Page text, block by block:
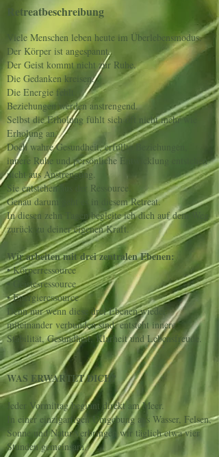
Retreatbeschreibung
Viele Menschen leben heute im Überlebensmodus.
Der Körper ist angespannt.
Der Geist kommt nicht zur Ruhe.
Die Gedanken kreisen.
Die Energie fehlt.
Beziehungen werden anstrengend.
Selbst die Erholung fühlt sich oft nicht mehr wie
Erholung an.
Doch wahre Gesundheit, erfüllte Beziehungen,
innere Ruhe und persönliche Entwicklung entstehen
nicht aus Anstrengung.
Sie entstehen aus der Ressource.
Genau darum geht es in diesem Retreat.
In diesen zehn Tagen begleite ich dich auf dem Weg
zurück zu deiner eigenen Kraft.
Wir arbeiten mit drei zentralen Ebenen:
• Körperressource
• Geistesressource
• Energieressource
Denn nur wenn diese drei Ebenen wieder
miteinander verbunden sind, entsteht innere
Stabilität, Gesundheit, Klarheit und Lebensfreude.
WAS ERWARTET DICH?
Jeder Vormittag beginnt direkt am Meer.
In einer einzigartigen Umgebung aus Wasser, Felsen,
Sonne und Natur verbringen wir täglich etwa vier
Stunden gemeinsam.